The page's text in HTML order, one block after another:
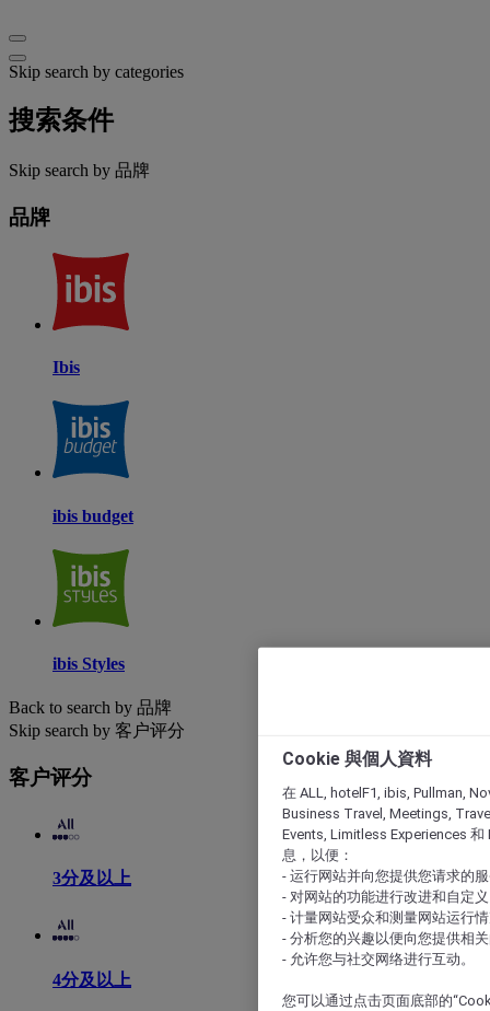
Skip search by categories
搜索条件
Skip search by 品牌
品牌
Ibis
ibis budget
ibis Styles
Back to search by 品牌
Skip search by 客户评分
客户评分
3分及以上
4分及以上
Cookie 與個人資料
在 ALL, hotelF1, ibis, Pullman,
Business Travel, Meetings,
Events, Limitless Experiences 和
息，以便：
- 运行网站并向您提供您请求的
- 对网站的功能进行改进和自定义
- 计量网站受众和测量网站运行
- 分析您的兴趣以便向您提供相
- 允许您与社交网络进行互动。
您可以通过点击页面底部的